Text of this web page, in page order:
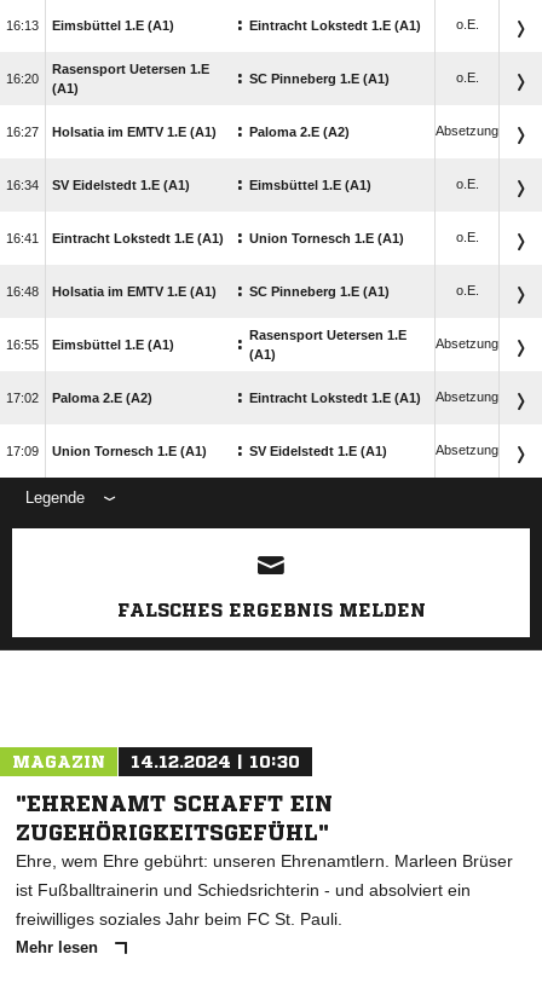
 Eimsbüttel 1.E (A1) : Eintracht Lokstedt 1.E (A1) o.E.

Rasensport Uetersen 1.E
(A1)
: SC Pinneberg 1.E (A1) o.E.
 Holsatia im EMTV 1.E (A1) : Paloma 2.E (A2) Absetzung
 SV Eidelstedt 1.E (A1) : Eimsbüttel 1.E (A1) o.E.
 Eintracht Lokstedt 1.E (A1) : Union Tornesch 1.E (A1) o.E.
 Holsatia im EMTV 1.E (A1) : SC Pinneberg 1.E (A1) o.E.
 Eimsbüttel 1.E (A1) : Rasensport Uetersen 1.E
(A1)
Absetzung
 Paloma 2.E (A2) : Eintracht Lokstedt 1.E (A1) Absetzung
 Union Tornesch 1.E (A1) : SV Eidelstedt 1.E (A1) Absetzung
Legende
FALSCHES ERGEBNIS MELDEN
MAGAZIN 14.12.2024 | 10:30
"EHRENAMT SCHAFFT EIN
ZUGEHÖRIGKEITSGEFÜHL"
Ehre, wem Ehre gebührt: unseren Ehrenamtlern. Marleen Brüser
ist Fußballtrainerin und Schiedsrichterin - und absolviert ein
freiwilliges soziales Jahr beim FC St. Pauli.
Mehr lesen